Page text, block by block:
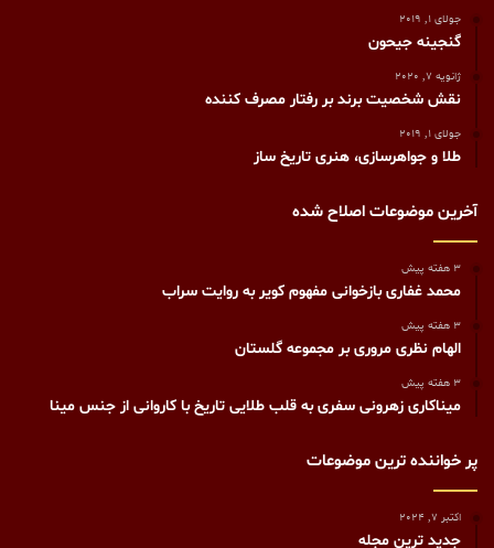
جولای 1, 2019
گنجينه جيحون
ژانویه 7, 2020
نقش شخصیت برند بر رفتار مصرف کننده
جولای 1, 2019
طلا و جواهرسازی، هنری تاريخ ساز
آخرین موضوعات اصلاح شده
3 هفته پیش
محمد غفاری بازخوانی مفهوم کویر به روایت سراب
3 هفته پیش
الهام نظری مروری بر مجموعه گلستان
3 هفته پیش
میناکاری زهرونی سفری به قلب طلایی تاریخ با کاروانی از جنس مینا
پر خواننده ترین موضوعات
اکتبر 7, 2024
جدید ترین مجله